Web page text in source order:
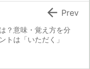
？意味・覚え方を分
トは「いただく」
 Prev